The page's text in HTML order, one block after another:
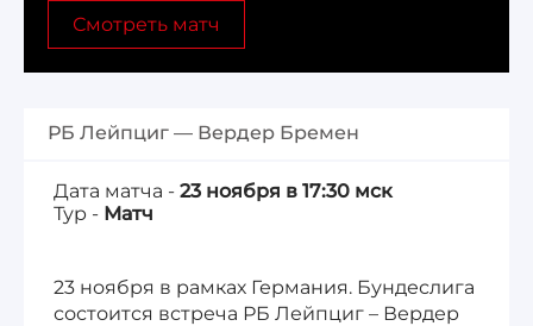
Бундеслига, Чемпионат Германии
Чемпионат Саудовской Аравии 25/26
Смотреть матч
РБ Лейпциг — Вердер Бремен
Дата матча - 23 ноября в 17:30 мск
Тур - Матч
23 ноября в рамках Германия. Бундеслига
состоится встреча РБ Лейпциг – Вердер